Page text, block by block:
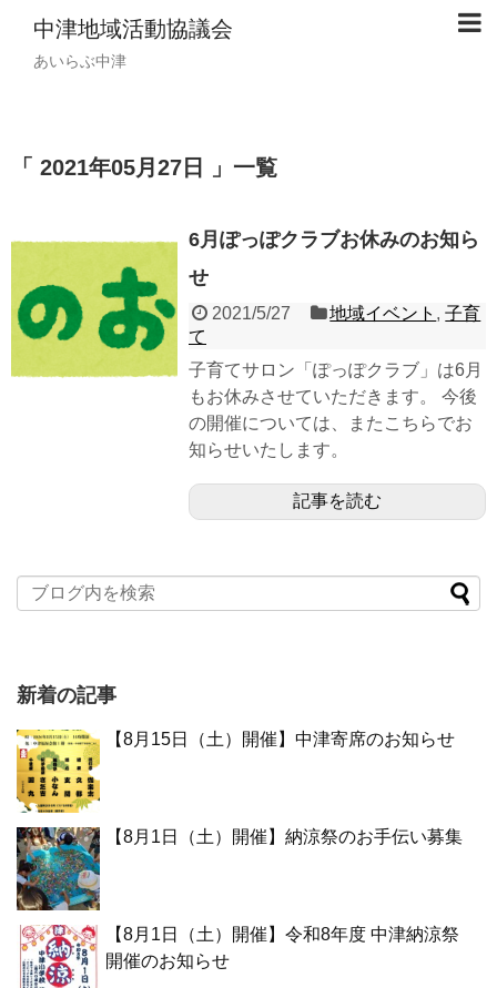
中津地域活動協議会
あいらぶ中津
「 2021年05月27日 」一覧
6月ぽっぽクラブお休みのお知ら
せ
2021/5/27 地域イベント ,子育
て
子育てサロン「ぽっぽクラブ」は6月
もお休みさせていただきます。 今後
の開催については、またこちらでお
知らせいたします。
記事を読む
新着の記事
【8月15日（土）開催】中津寄席のお知らせ
【8月1日（土）開催】納涼祭のお手伝い募集
【8月1日（土）開催】令和8年度 中津納涼祭
開催のお知らせ